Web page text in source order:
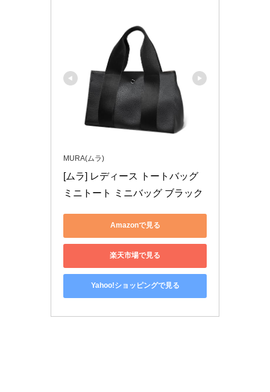
MURA(ムラ)
[ムラ] レディース トートバッグ
ミニトート ミニバッグ ブラック
Amazonで見る
楽天市場で見る
Yahoo!ショッピングで見る